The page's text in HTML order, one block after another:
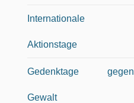
Internationale
Aktionstage
Gedenktage gegen
Gewalt